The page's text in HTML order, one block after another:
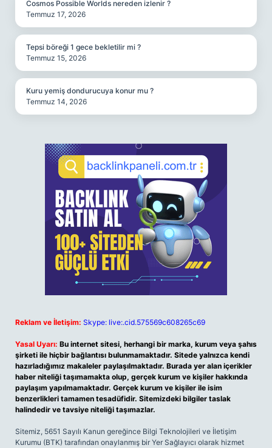
Cosmos Possible Worlds nereden izlenir ?
Temmuz 17, 2026
Tepsi böreği 1 gece bekletilir mi ?
Temmuz 15, 2026
Kuru yemiş dondurucuya konur mu ?
Temmuz 14, 2026
Reklam ve İletişim: Skype: live:.cid.575569c608265c69
Yasal Uyarı: Bu internet sitesi, herhangi bir marka, kurum veya şahıs
şirketi ile hiçbir bağlantısı bulunmamaktadır. Sitede yalnızca kendi
hazırladığımız makaleler paylaşılmaktadır. Burada yer alan içerikler
haber niteliği taşımamakta olup, gerçek kurum ve kişiler hakkında
paylaşım yapılmamaktadır. Gerçek kurum ve kişiler ile isim
benzerlikleri tamamen tesadüfidir. Sitemizdeki bilgiler taslak
halindedir ve tavsiye niteliği taşımazlar.
Sitemiz, 5651 Sayılı Kanun gereğince Bilgi Teknolojileri ve İletişim
Kurumu (BTK) tarafından onaylanmış bir Yer Sağlayıcı olarak hizmet